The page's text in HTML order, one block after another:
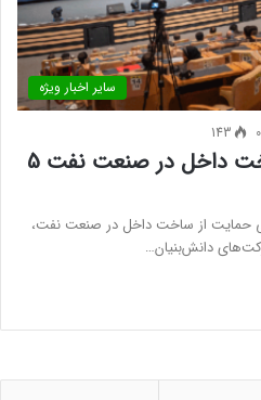
سایر اخبار ویژه
0
143
نمایشگاه حمایت از ساخت داخل در صنعت نفت 5
حمایت از ساخت داخل در صنعت نفت،
دانش‌بنیان…